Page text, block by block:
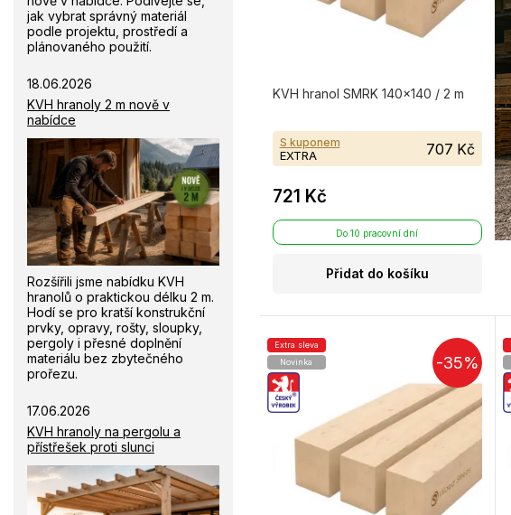
KVH hranol SMRK 140×140 / 2 m
S kuponem
EXTRA 707 Kč
721 Kč
Do 10 pracovní dní
Přidat do košíku
-35%
Extra sleva
Novinka
jak vybrat správný materiál
podle projektu, prostředí a
plánovaného použití.
18.06.2026
KVH hranoly 2 m nově v
nabídce
Rozšířili jsme nabídku KVH
hranolů o praktickou délku 2 m.
Hodí se pro kratší konstrukční
prvky, opravy, rošty, sloupky,
pergoly i přesné doplnění
materiálu bez zbytečného
prořezu.
17.06.2026
KVH hranoly na pergolu a
přístřešek proti slunci